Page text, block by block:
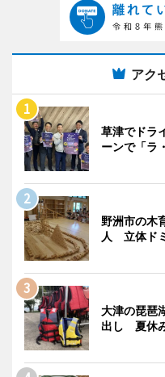
アク
草津でドラ
ーンで「ラ
野洲市の木
人 立体ド
大津の琵琶
出し 夏休